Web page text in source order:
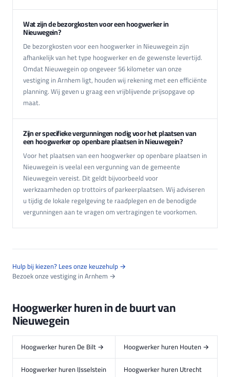
Wat zijn de bezorgkosten voor een hoogwerker in
Nieuwegein?
De bezorgkosten voor een hoogwerker in Nieuwegein zijn
afhankelijk van het type hoogwerker en de gewenste levertijd.
Omdat Nieuwegein op ongeveer 56 kilometer van onze
vestiging in Arnhem ligt, houden wij rekening met een efficiënte
planning. Wij geven u graag een vrijblijvende prijsopgave op
maat.
Zijn er specifieke vergunningen nodig voor het plaatsen van
een hoogwerker op openbare plaatsen in Nieuwegein?
Voor het plaatsen van een hoogwerker op openbare plaatsen in
Nieuwegein is veelal een vergunning van de gemeente
Nieuwegein vereist. Dit geldt bijvoorbeeld voor
werkzaamheden op trottoirs of parkeerplaatsen. Wij adviseren
u tijdig de lokale regelgeving te raadplegen en de benodigde
vergunningen aan te vragen om vertragingen te voorkomen.
Hulp bij kiezen? Lees onze keuzehulp →
Bezoek onze vestiging in Arnhem →
Hoogwerker huren in de buurt van
Nieuwegein
Hoogwerker huren De Bilt →
Hoogwerker huren Houten →
Hoogwerker huren IJsselstein
Hoogwerker huren Utrecht